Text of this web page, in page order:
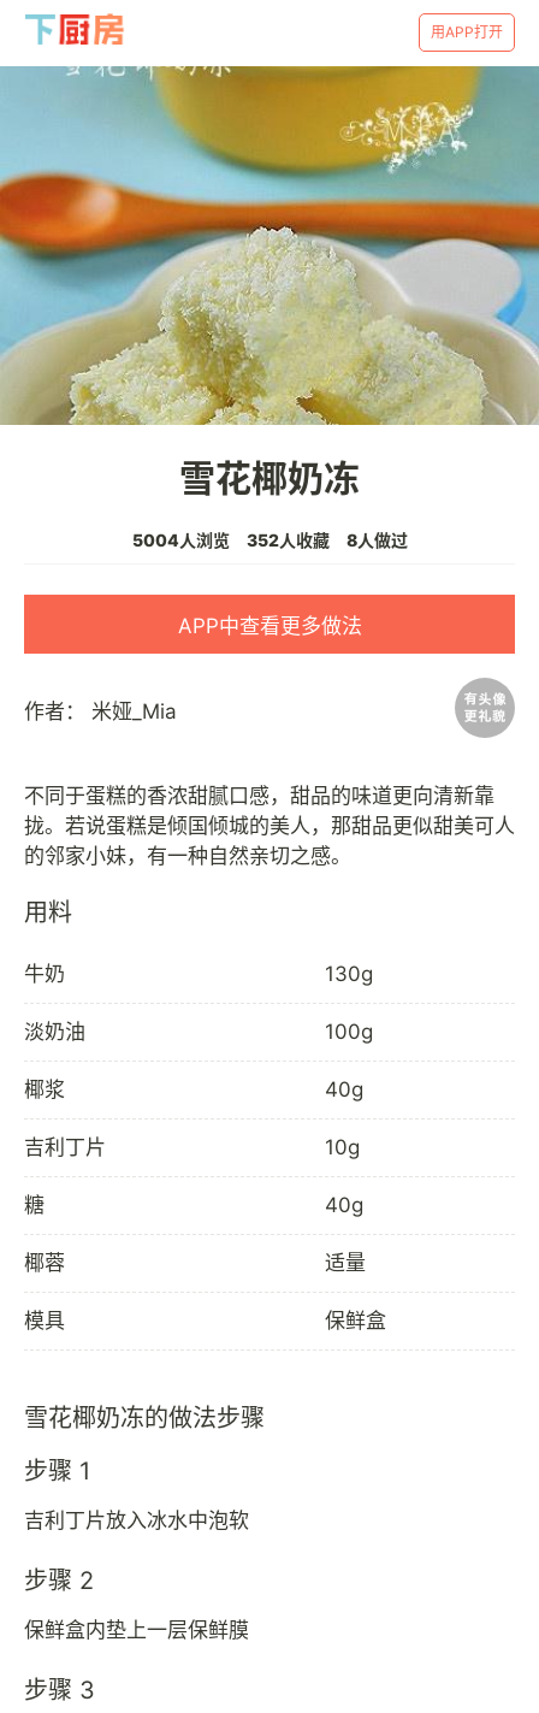
用APP打开
雪花椰奶冻
5004人浏览 352人收藏 8人做过
APP中查看更多做法
作者： 米娅_Mia
不同于蛋糕的香浓甜腻口感，甜品的味道更向清新靠
拢。若说蛋糕是倾国倾城的美人，那甜品更似甜美可人
用料
牛奶 130g
淡奶油 100g
椰浆 40g
吉利丁片 10g
糖 40g
椰蓉 适量
模具 保鲜盒
雪花椰奶冻的做法步骤
步骤 1
吉利丁片放入冰水中泡软
步骤 2
保鲜盒内垫上一层保鲜膜
步骤 3